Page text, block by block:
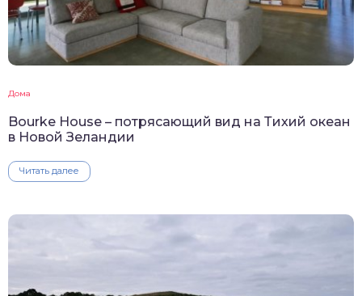
Дома
Bourke House – потрясающий вид на Тихий океан
в Новой Зеландии
Читать далее